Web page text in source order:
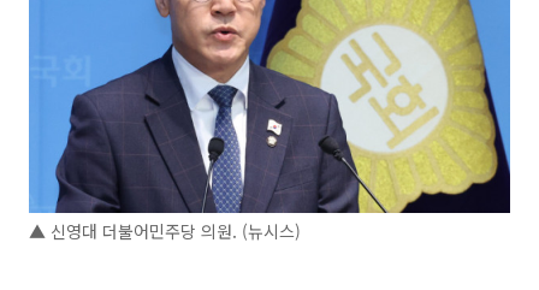
▲ 신영대 더불어민주당 의원. (뉴시스)